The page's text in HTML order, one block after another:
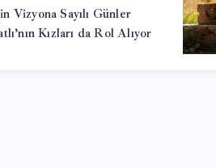
Sayılı Günler
Kızları da Rol Alıyor